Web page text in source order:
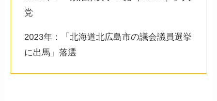
党
2023年：「北海道北広島市の議会議員選挙
に出馬」落選